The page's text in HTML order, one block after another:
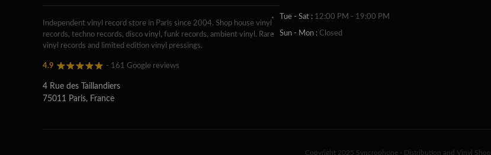
Independent vinyl record store in Paris since 2004. Shop house vinyl
records, techno records, disco vinyl, funk records, ambient vinyl. Rare
vinyl records and limited edition vinyl pressings.
4.9 - 161 Google reviews
4 Rue des Taillandiers
75011 Paris, France
Tue - Sat : 12:00 PM - 19:00 PM
Sun - Mon : Closed
Copyright 2025 Syncrophone - Distribution and Vinyl Shop